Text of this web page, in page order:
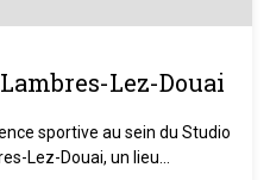
Lez-Douai
sportive au sein du Studio
Lez-Douai, un lieu...